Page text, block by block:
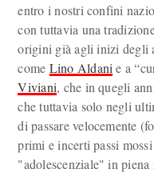
entro i nostri confini
con tuttavia una
origini già agli inizi degli
come Lino Aldani e a
Viviani, che in quegli
che tuttavia solo negli
di passare velocemente
primi e incerti passi
"adolescenziale" in